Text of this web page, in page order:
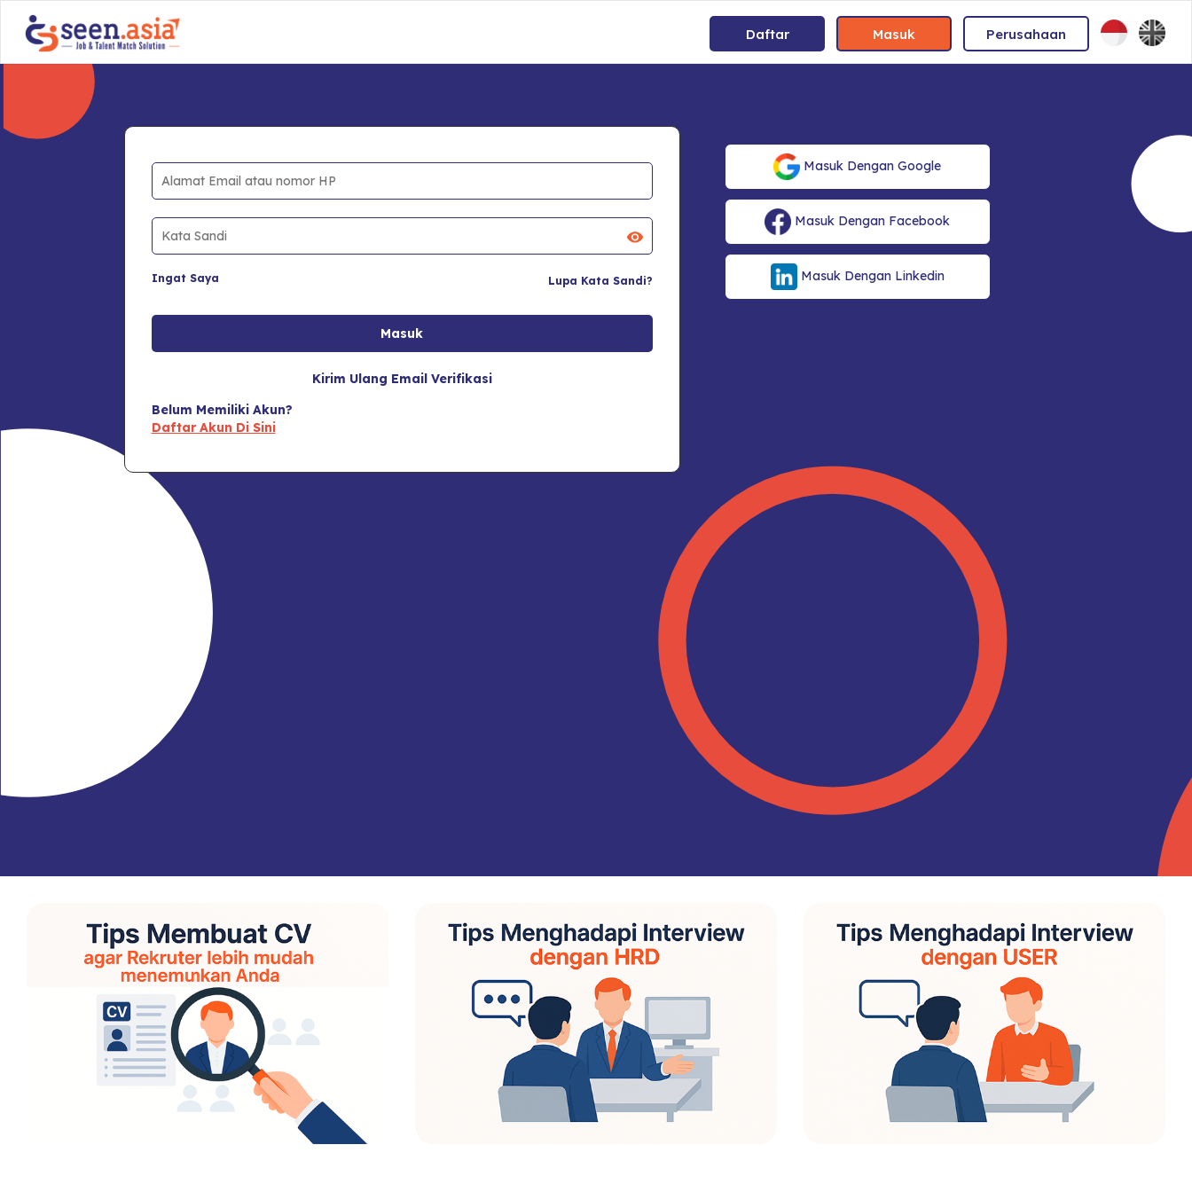
Daftar Masuk Perusahaan
Ingat Saya Lupa Kata Sandi?
Kirim Ulang Email Verifikasi
Belum Memiliki Akun?
Daftar Akun Di Sini
Masuk Dengan Google
Masuk Dengan Facebook
Masuk Dengan Linkedin